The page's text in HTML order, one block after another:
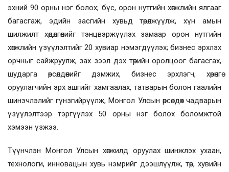
эхний 90 орны нэг болох; бүс, орон нутгийн хөгжлийн ялгааг
багасгаж, эдийн засгийн хувьд төрөлжүүлж, хүн амын
шилжилт хөдөлгөөнийг тэнцвэржүүлэх замаар орон нутгийн
хөгжлийн үзүүлэлтийг 20 хувиар нэмэгдүүлэх; бизнес эрхлэх
орчныг сайжруулж, зах зээл дэх төрийн оролцоог багасгах,
шударга өрсөлдөөнийг дэмжих, бизнес эрхлэгч, хөрөнгө
оруулагчийн эрх ашгийг хамгаалах, татварын болон гаалийн
шинэчлэлийг гүнзгийрүүлж, Монгол Улсын өрсөлдөх чадварын
үзүүлэлтээр тэргүүлэх 50 орны нэг болох боломжтой
хэмээн үзжээ.
Түүнчлэн Монгол Улсын хөгжилд оруулах шинжлэх ухаан,
технологи, инновацын хувь нэмрийг дээшлүүлж, төр, хувийн